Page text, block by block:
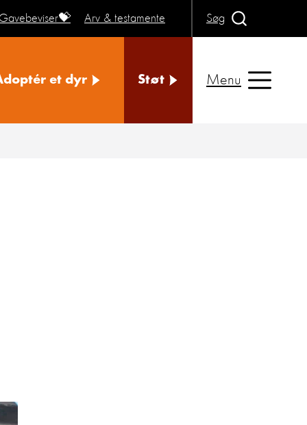
Arv & testamente Søg
et dyr Støt Menu